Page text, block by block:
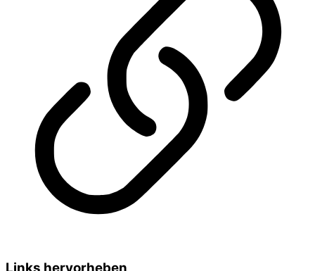
Links hervorheben